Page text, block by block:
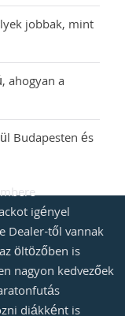
jobbak, mint
ahogyan a
Budapesten és
igényel
Dealer-től vannak
öltözőben is
nagyon kedvezőek
diákként is